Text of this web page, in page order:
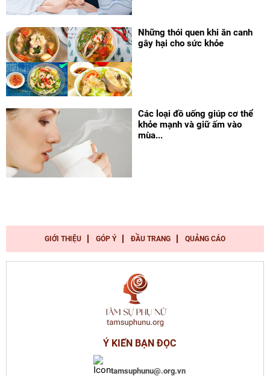
Những thói quen khi ăn canh
gây hại cho sức khỏe
Các loại đồ uống giúp cơ thể
khỏe mạnh và giữ ấm vào
mùa...
GIỚI THIỆU GÓP Ý ĐẦU TRANG QUẢNG CÁO
Ý KIẾN BẠN ĐỌC
tamsuphunu@.org.vn